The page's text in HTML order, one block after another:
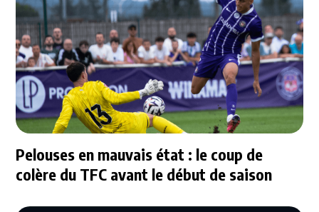
Pelouses en mauvais état : le coup de
colère du TFC avant le début de saison